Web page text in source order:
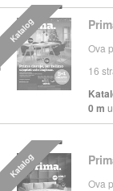
Ova
16
0 m
Katalog
Ova
Katalog